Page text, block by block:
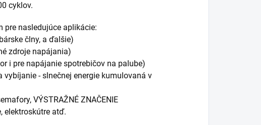
cyklov.
pre nasledujúce aplikácie:
člny, a ďalšie)
zdroje napájania)
i pre napájanie spotrebičov na palube)
vybíjanie - slnečnej energie kumulovaná v
VÝSTRAŽNÉ ZNAČENIE
elektroskútre atď.